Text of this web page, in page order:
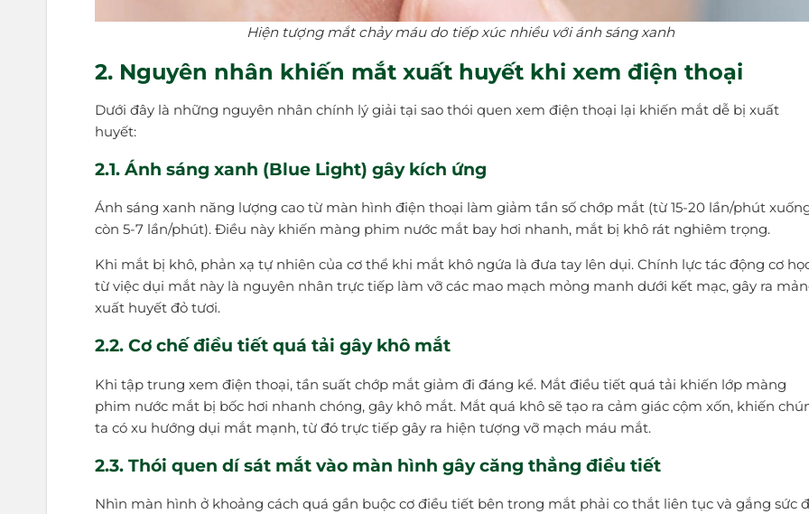
Hiện tượng mắt chảy máu do tiếp xúc nhiều với ánh sáng xanh
2. Nguyên nhân khiến mắt xuất huyết khi xem điện thoại
Dưới đây là những nguyên nhân chính lý giải tại sao thói quen xem điện thoại lại khiến mắt dễ bị xuất
huyết:
2.1. Ánh sáng xanh (Blue Light) gây kích ứng
Ánh sáng xanh năng lượng cao từ màn hình điện thoại làm giảm tần số chớp mắt (từ 15-20 lần/phút
còn 5-7 lần/phút). Điều này khiến màng phim nước mắt bay hơi nhanh, mắt bị khô rát nghiêm trọng.
Khi mắt bị khô, phản xạ tự nhiên của cơ thể khi mắt khô ngứa là đưa tay lên dụi. Chính lực tác động cơ
từ việc dụi mắt này là nguyên nhân trực tiếp làm vỡ các mao mạch mỏng manh dưới kết mạc, gây ra
xuất huyết đỏ tươi.
2.2. Cơ chế điều tiết quá tải gây khô mắt
Khi tập trung xem điện thoại, tần suất chớp mắt giảm đi đáng kể. Mắt điều tiết quá tải khiến lớp màng
phim nước mắt bị bốc hơi nhanh chóng, gây khô mắt. Mắt quá khô sẽ tạo ra cảm giác cộm xốn, khiến
ta có xu hướng dụi mắt mạnh, từ đó trực tiếp gây ra hiện tượng vỡ mạch máu mắt.
2.3. Thói quen dí sát mắt vào màn hình gây căng thẳng điều tiết
Nhìn màn hình ở khoảng cách quá gần buộc cơ điều tiết bên trong mắt phải co thắt liên tục và gắng sức